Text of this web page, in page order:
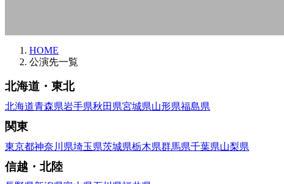
HOME
公演先一覧
北海道・東北
北海道青森県岩手県秋田県宮城県山形県福島県
関東
東京都神奈川県埼玉県茨城県栃木県群馬県千葉県山梨県
信越・北陸